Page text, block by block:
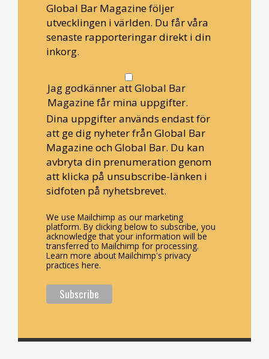
Global Bar Magazine följer
utvecklingen i världen. Du får våra
senaste rapporteringar direkt i din
inkorg.
Jag godkänner att Global Bar
Magazine får mina uppgifter.
Dina uppgifter används endast för
att ge dig nyheter från Global Bar
Magazine och Global Bar. Du kan
avbryta din prenumeration genom
att klicka på unsubscribe-länken i
sidfoten på nyhetsbrevet.
We use Mailchimp as our marketing
platform. By clicking below to subscribe, you
acknowledge that your information will be
transferred to Mailchimp for processing.
Learn more about Mailchimp's privacy
practices here.